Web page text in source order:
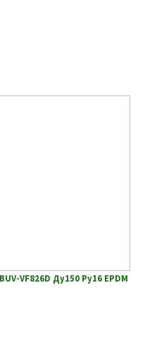
VF826D Ду150 Ру16 EPDM